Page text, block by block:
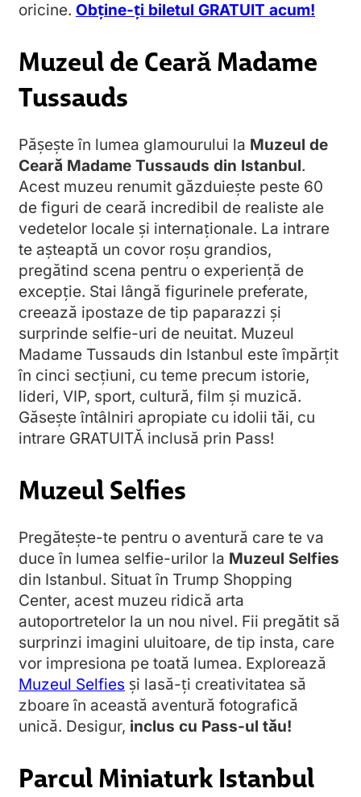
oricine. Obține-ți biletul GRATUIT acum!
Muzeul de Ceară Madame
Tussauds
Pășește în lumea glamourului la Muzeul de
Ceară Madame Tussauds din Istanbul.
Acest muzeu renumit găzduiește peste 60
de figuri de ceară incredibil de realiste ale
vedetelor locale și internaționale. La intrare
te așteaptă un covor roșu grandios,
pregătind scena pentru o experiență de
excepție. Stai lângă figurinele preferate,
creează ipostaze de tip paparazzi și
surprinde selfie-uri de neuitat. Muzeul
Madame Tussauds din Istanbul este împărțit
în cinci secțiuni, cu teme precum istorie,
lideri, VIP, sport, cultură, film și muzică.
Găsește întâlniri apropiate cu idolii tăi, cu
intrare GRATUITĂ inclusă prin Pass!
Muzeul Selfies
Pregătește-te pentru o aventură care te va
duce în lumea selfie-urilor la Muzeul Selfies
din Istanbul. Situat în Trump Shopping
Center, acest muzeu ridică arta
autoportretelor la un nou nivel. Fii pregătit să
surprinzi imagini uluitoare, de tip insta, care
vor impresiona pe toată lumea. Explorează
Muzeul Selfies și lasă-ți creativitatea să
zboare în această aventură fotografică
unică. Desigur, inclus cu Pass-ul tău!
Parcul Miniaturk Istanbul